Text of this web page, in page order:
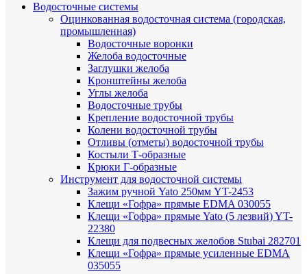
Водосточные системы
Оцинкованная водосточная система (городская,
промышленная)
Водосточные воронки
Желоба водосточные
Заглушки желоба
Кронштейны желоба
Углы желоба
Водосточные трубы
Крепление водосточной трубы
Колени водосточной трубы
Отливы (отметы) водосточной трубы
Костыли Т-образные
Крюки Г-образные
Инструмент для водосточной системы
Зажим ручной Yato 250мм YT-2453
Клещи «Гофра» прямые EDMA 030055
Клещи «Гофра» прямые Yato (5 лезвий) YT-
22380
Клещи для подвесных желобов Stubai 282701
Клещи «Гофра» прямые усиленные EDMA
035055